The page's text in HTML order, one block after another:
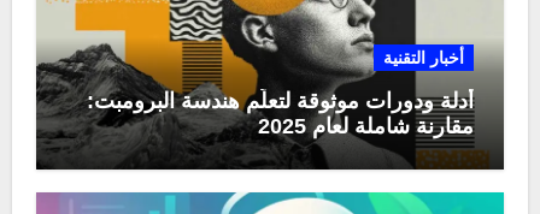
أخبار التقنية
أدلة ودورات موثوقة لتعلّم هندسة البرومبت:
مقارنة شاملة لعام 2025